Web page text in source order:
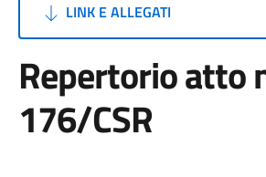
LINK E ALLEGATI
Repertorio atto
176/CSR